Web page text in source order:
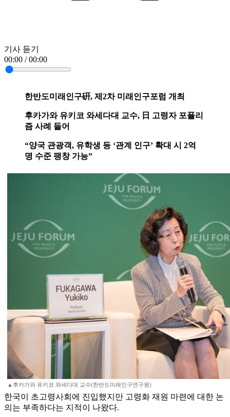
기사 듣기
00:00 / 00:00
한반도미래인구硏, 제2차 미래인구포럼 개최
후카가와 유키코 와세다대 교수, 日 고령자 포퓰리
즘 사례 들어
“양국 관광객, 유학생 등 ‘관계 인구’ 확대 시 2억
명 수준 팽창 가능”
▲후카가와 유키코 와세다대 교수(한반도미래인구연구원)
한국이 초고령사회에 진입했지만 고령화 재원 마련에 대한 논
의는 부족하다는 지적이 나왔다.